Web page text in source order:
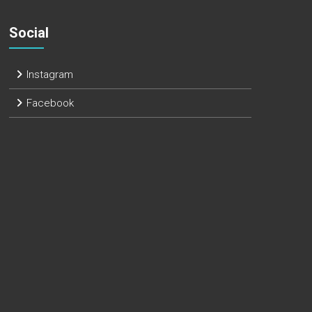
Social
Instagram
Facebook